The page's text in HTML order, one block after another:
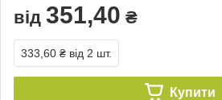
від 351,40 ₴
333,60 ₴ від 2 шт.
Купити